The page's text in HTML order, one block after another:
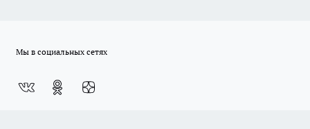
Мы в социальных сетях